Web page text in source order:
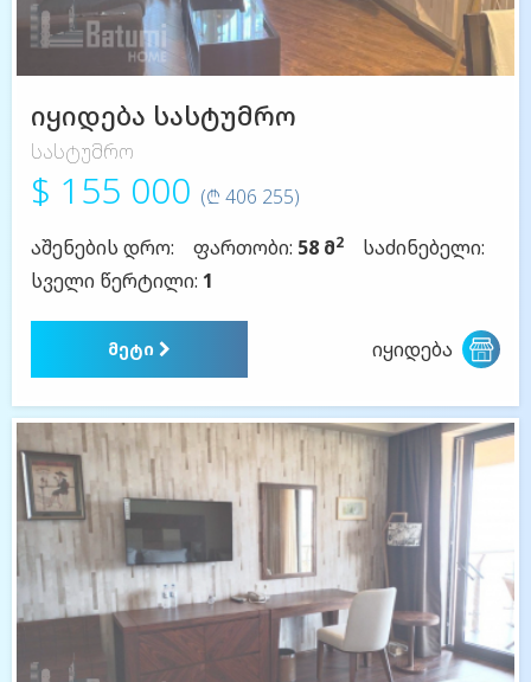
იყიდება სასტუმრო
სასტუმრო
$ 155 000 (₾ 406 255)
აშენების დრო:
ფართობი: 58 მ2
საძინებელი:
სველი წერტილი: 1
მეტი იყიდება